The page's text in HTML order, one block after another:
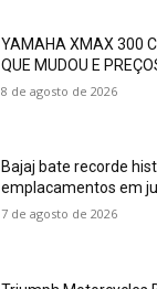
YAMAHA XMAX 300
QUE MUDOU E
8 de agosto de 2026
Bajaj bate recorde
emplacamentos em
7 de agosto de 2026